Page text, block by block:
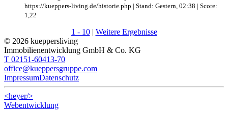
https://kueppers-living.de/historie.php | Stand: Gestern, 02:38 | Score:
1,22
1 - 10| Weitere Ergebnisse
© 2026 kueppersliving
Immobilienentwicklung GmbH & Co. KG
T 02151-60413-70
office@kueppersgruppe.com
ImpressumDatenschutz
<heyer/>
Webentwicklung